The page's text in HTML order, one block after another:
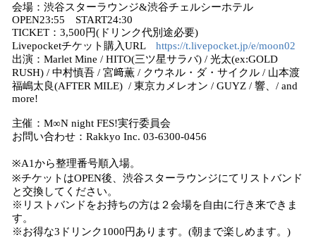
会場：渋谷スターラウンジ&渋谷チェルシーホテル
OPEN23:55 START24:30
TICKET：3,500円(ドリンク代別途必要)
Livepocketチケット購入URL https://t.livepocket.jp/e/moon02
出演：Marlet Mine / HITO(三ツ星サラバ) / 光太(ex:GOLD
RUSH) / 中村慎吾 / 宮﨑薫 / クウネル・ダ・サイクル / 山本渡
福嶋太良(AFTER MILE) / 東京カメレオン / GUYZ / 響、/ and
more!
主催：M∞N night FES!実行委員会
お問い合わせ：Rakkyo Inc. 03-6300-0456
※A1から整理番号順入場。
※チケットはOPEN後、渋谷スターラウンジにてリストバンド
と交換してください。
※リストバンドをお持ちの方は２会場を自由に行き来できま
す。
※お得な3ドリンク1000円あります。(朝まで楽しめます。)